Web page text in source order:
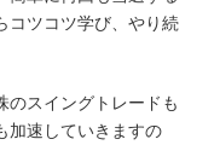
コツコツ学び、やり続
のスイングトレードも
加速していきますの